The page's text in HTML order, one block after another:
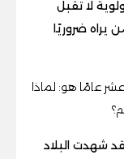
لا تقبل
يراه ضروريًا
عامًا هو: لماذا
شهدت البلاد